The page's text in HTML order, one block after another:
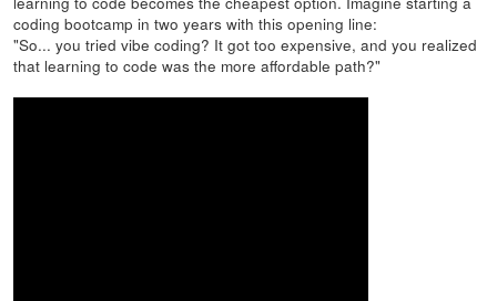
coding bootcamp in two years with this opening line:
"So... you tried vibe coding? It got too expensive, and you realized
that learning to code was the more affordable path?"